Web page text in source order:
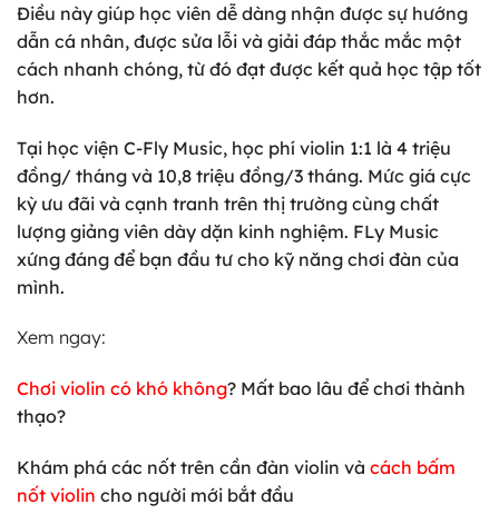
Điều này giúp học viên dễ dàng nhận được sự hướng
dẫn cá nhân, được sửa lỗi và giải đáp thắc mắc một
cách nhanh chóng, từ đó đạt được kết quả học tập tốt
hơn.
Tại học viện C-Fly Music, học phí violin 1:1 là 4 triệu
đồng/ tháng và 10,8 triệu đồng/3 tháng. Mức giá cực
kỳ ưu đãi và cạnh tranh trên thị trường cùng chất
lượng giảng viên dày dặn kinh nghiệm. FLy Music
xứng đáng để bạn đầu tư cho kỹ năng chơi đàn của
mình.
Xem ngay:
Chơi violin có khó không? Mất bao lâu để chơi thành
thạo?
Khám phá các nốt trên cần đàn violin và cách bấm
nốt violin cho người mới bắt đầu